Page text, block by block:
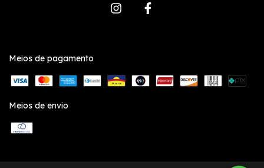
Meios de pagamento
Meios de envio